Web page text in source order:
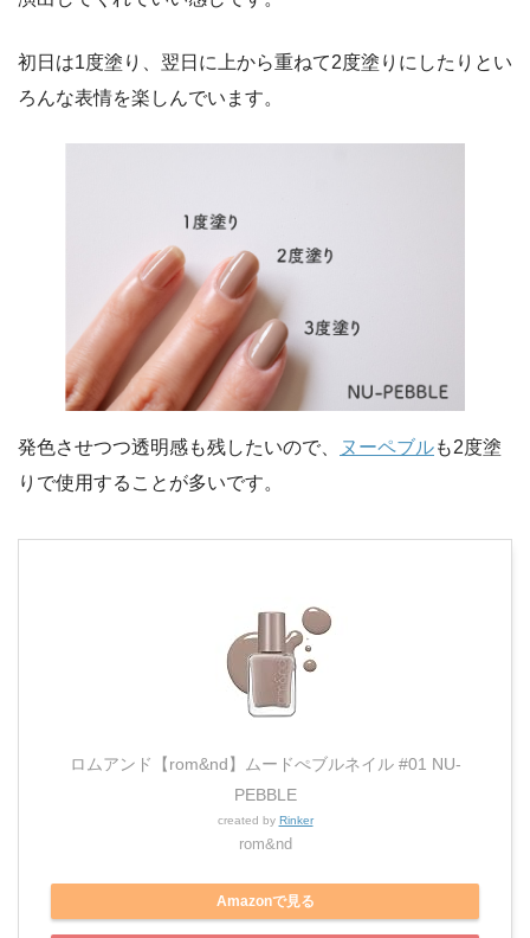
初日は1度塗り、翌日に上から重ねて2度塗りにしたりとい
ろんな表情を楽しんでいます。
発色させつつ透明感も残したいので、 ヌーペブルも2度塗
りで使用することが多いです。
ロムアンド【rom&nd】ムードぺブルネイル #01 NU-
PEBBLE
created by Rinker
rom&nd
Amazonで見る